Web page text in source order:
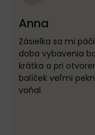
Anna
Zásielka sa mi
doba vybavenia
krátka a pri
balíček veľmi
voňal.